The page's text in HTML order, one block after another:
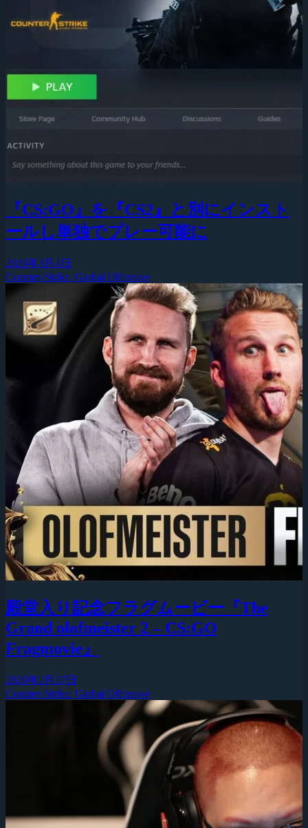
『CS:GO』を『CS2』と別にインスト
ールし単独でプレー可能に
2026年3月4日
Counter-Strike: Global Offensive
殿堂入り記念フラグムービー『The
Grand olofmeister 2 – CS:GO
Fragmovie』
2026年2月27日
Counter-Strike: Global Offensive